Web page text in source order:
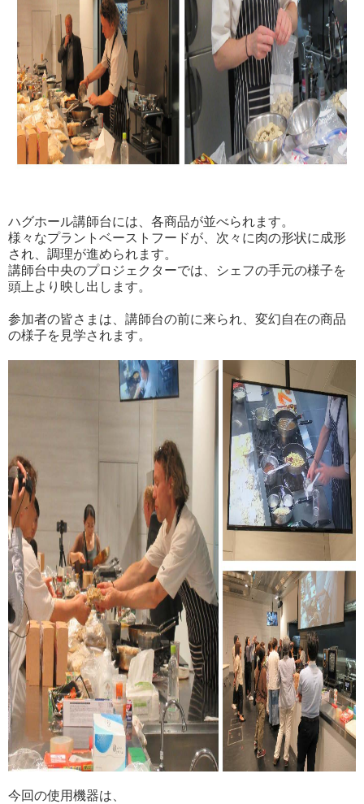
ハグホール講師台には、各商品が並べられます。
様々なプラントベーストフードが、次々に肉の形状に成形
され、調理が進められます。
講師台中央のプロジェクターでは、シェフの手元の様子を
頭上より映し出します。
参加者の皆さまは、講師台の前に来られ、変幻自在の商品
の様子を見学されます。
今回の使用機器は、